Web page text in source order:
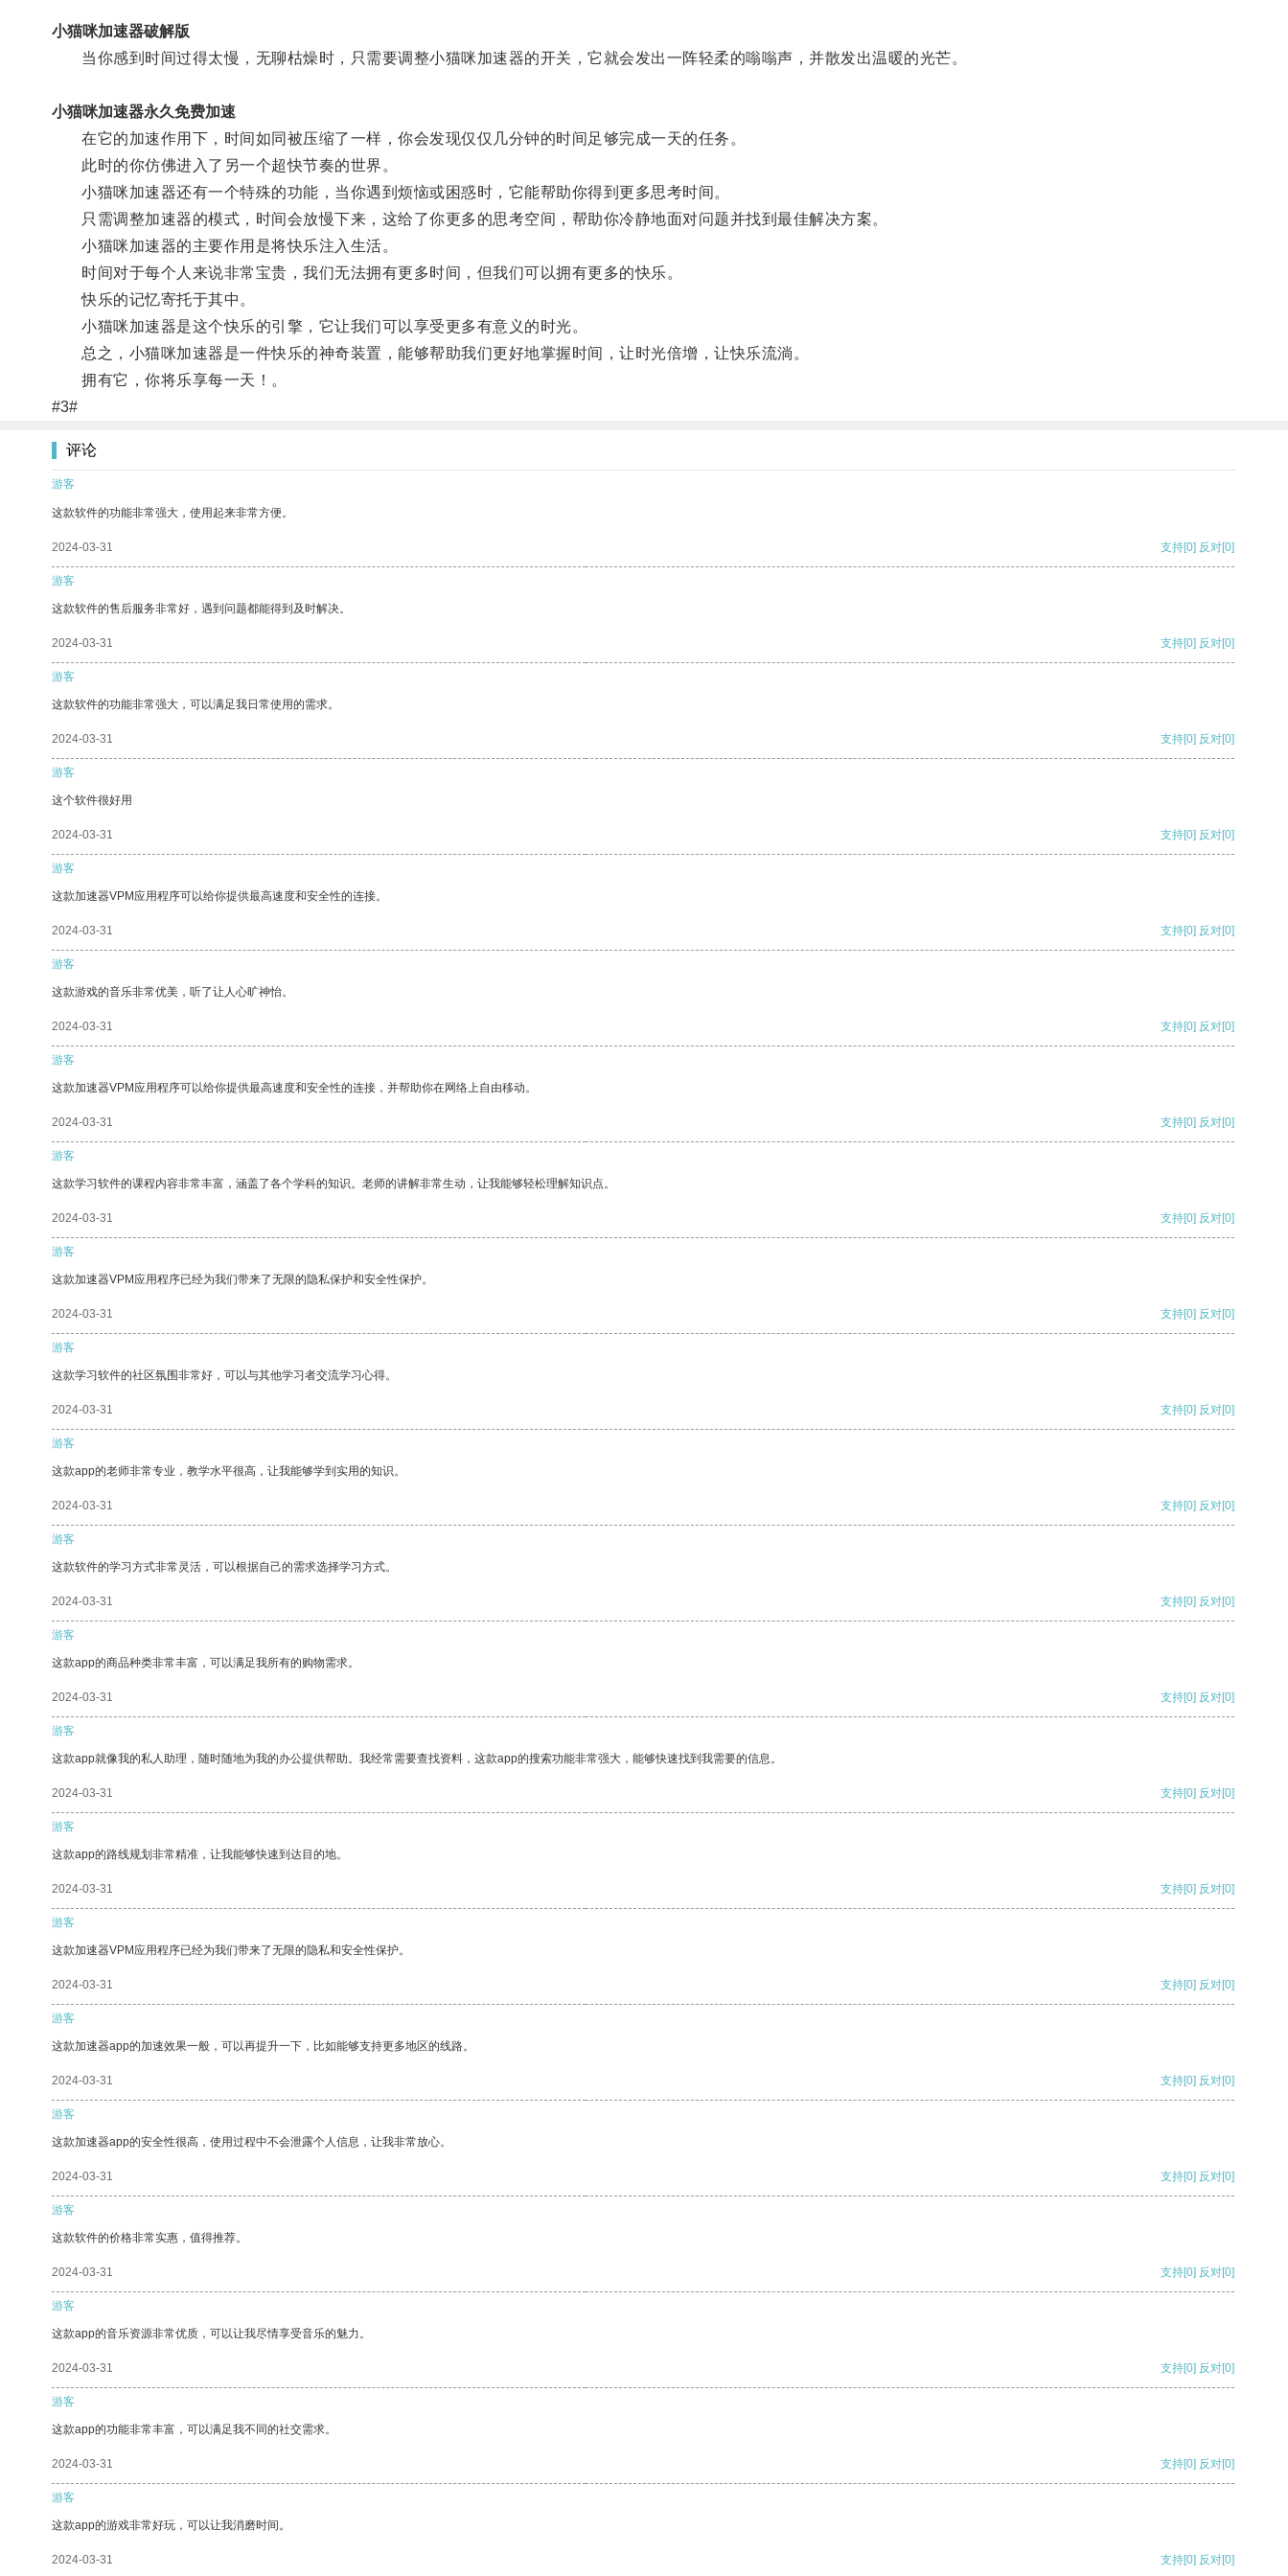
小猫咪加速器破解版
当你感到时间过得太慢，无聊枯燥时，只需要调整小猫咪加速器的开关，它就会发出一阵轻柔的嗡嗡声，并散发出温暖的光芒。
小猫咪加速器永久免费加速
在它的加速作用下，时间如同被压缩了一样，你会发现仅仅几分钟的时间足够完成一天的任务。
此时的你仿佛进入了另一个超快节奏的世界。
小猫咪加速器还有一个特殊的功能，当你遇到烦恼或困惑时，它能帮助你得到更多思考时间。
只需调整加速器的模式，时间会放慢下来，这给了你更多的思考空间，帮助你冷静地面对问题并找到最佳解决方案。
小猫咪加速器的主要作用是将快乐注入生活。
时间对于每个人来说非常宝贵，我们无法拥有更多时间，但我们可以拥有更多的快乐。
快乐的记忆寄托于其中。
小猫咪加速器是这个快乐的引擎，它让我们可以享受更多有意义的时光。
总之，小猫咪加速器是一件快乐的神奇装置，能够帮助我们更好地掌握时间，让时光倍增，让快乐流淌。
拥有它，你将乐享每一天！。
#3#
评论
游客
这款软件的功能非常强大，使用起来非常方便。
2024-03-31 支持[0] 反对[0]
游客
这款软件的售后服务非常好，遇到问题都能得到及时解决。
2024-03-31 支持[0] 反对[0]
游客
这款软件的功能非常强大，可以满足我日常使用的需求。
2024-03-31 支持[0] 反对[0]
游客
这个软件很好用
2024-03-31 支持[0] 反对[0]
游客
这款加速器VPM应用程序可以给你提供最高速度和安全性的连接。
2024-03-31 支持[0] 反对[0]
游客
这款游戏的音乐非常优美，听了让人心旷神怡。
2024-03-31 支持[0] 反对[0]
游客
这款加速器VPM应用程序可以给你提供最高速度和安全性的连接，并帮助你在网络上自由移动。
2024-03-31 支持[0] 反对[0]
游客
这款学习软件的课程内容非常丰富，涵盖了各个学科的知识。老师的讲解非常生动，让我能够轻松理解知识点。
2024-03-31 支持[0] 反对[0]
游客
这款加速器VPM应用程序已经为我们带来了无限的隐私保护和安全性保护。
2024-03-31 支持[0] 反对[0]
游客
这款学习软件的社区氛围非常好，可以与其他学习者交流学习心得。
2024-03-31 支持[0] 反对[0]
游客
这款app的老师非常专业，教学水平很高，让我能够学到实用的知识。
2024-03-31 支持[0] 反对[0]
游客
这款软件的学习方式非常灵活，可以根据自己的需求选择学习方式。
2024-03-31 支持[0] 反对[0]
游客
这款app的商品种类非常丰富，可以满足我所有的购物需求。
2024-03-31 支持[0] 反对[0]
游客
这款app就像我的私人助理，随时随地为我的办公提供帮助。我经常需要查找资料，这款app的搜索功能非常强大，能够快速找到我需要的信息。
2024-03-31 支持[0] 反对[0]
游客
这款app的路线规划非常精准，让我能够快速到达目的地。
2024-03-31 支持[0] 反对[0]
游客
这款加速器VPM应用程序已经为我们带来了无限的隐私和安全性保护。
2024-03-31 支持[0] 反对[0]
游客
这款加速器app的加速效果一般，可以再提升一下，比如能够支持更多地区的线路。
2024-03-31 支持[0] 反对[0]
游客
这款加速器app的安全性很高，使用过程中不会泄露个人信息，让我非常放心。
2024-03-31 支持[0] 反对[0]
游客
这款软件的价格非常实惠，值得推荐。
2024-03-31 支持[0] 反对[0]
游客
这款app的音乐资源非常优质，可以让我尽情享受音乐的魅力。
2024-03-31 支持[0] 反对[0]
游客
这款app的功能非常丰富，可以满足我不同的社交需求。
2024-03-31 支持[0] 反对[0]
游客
这款app的游戏非常好玩，可以让我消磨时间。
2024-03-31 支持[0] 反对[0]